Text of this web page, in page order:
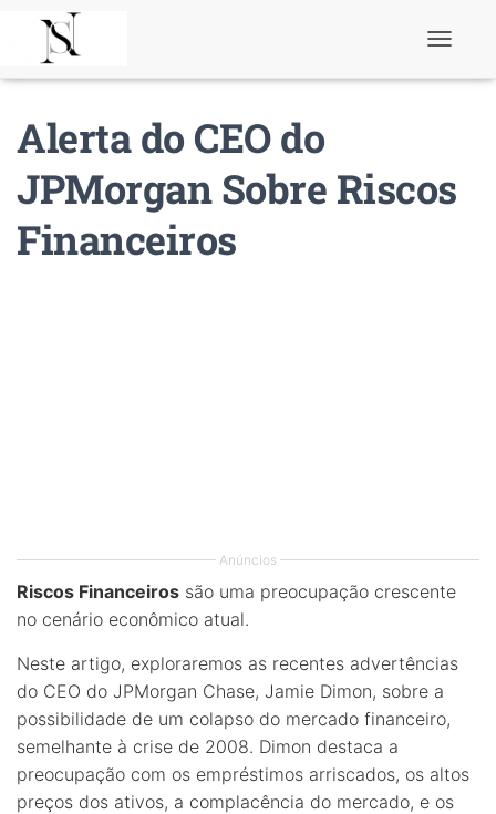
a
v
Alerta do CEO do
JPMorgan Sobre Riscos
Financeiros
Anúncios
Riscos Financeiros são uma preocupação crescente
no cenário econômico atual.
Neste artigo, exploraremos as recentes advertências
do CEO do JPMorgan Chase, Jamie Dimon, sobre a
possibilidade de um colapso do mercado financeiro,
semelhante à crise de 2008. Dimon destaca a
preocupação com os empréstimos arriscados, os altos
preços dos ativos, a complacência do mercado, e os